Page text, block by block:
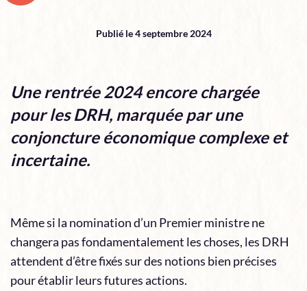
Publié le 4 septembre 2024
Une rentrée 2024 encore chargée
pour les DRH, marquée par une
conjoncture économique complexe et
incertaine.
Même si la nomination d’un Premier ministre ne
changera pas fondamentalement les choses, les DRH
attendent d’être fixés sur des notions bien précises
pour établir leurs futures actions.